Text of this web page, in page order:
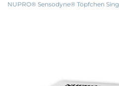
NUPRO® Sensodyne® Töpfchen